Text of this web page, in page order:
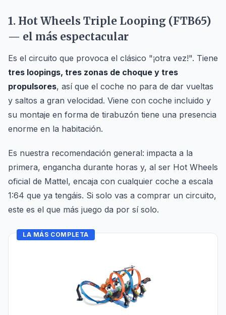
1. Hot Wheels Triple Looping (FTB65)
— el más espectacular
Es el circuito que provoca el clásico "¡otra vez!". Tiene
tres loopings, tres zonas de choque y tres
propulsores, así que el coche no para de dar vueltas
y saltos a gran velocidad. Viene con coche incluido y
su montaje en forma de tirabuzón tiene una presencia
enorme en la habitación.
Es nuestra recomendación general: impacta a la
primera, engancha durante horas y, al ser Hot Wheels
oficial de Mattel, encaja con cualquier coche a escala
1:64 que ya tengáis. Si solo vas a comprar un circuito,
este es el que más juego da por sí solo.
LA MÁS COMPLETA